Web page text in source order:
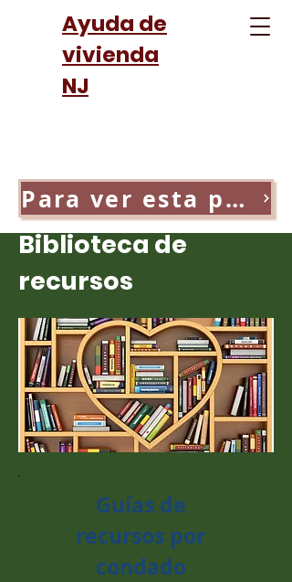
Ayuda de
vivienda
NJ
Para ver esta página en español, haga clic aquí
Biblioteca de
recursos
Guías de
recursos por
condado